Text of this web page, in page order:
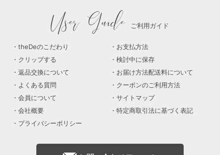
User Guide ご利用ガイド
theDeのこだわり
お支払方法
クリップする
検討中に保存
返品交換について
お届け方法配送料について
よくある質問
クーポンのご利用方法
会員について
サイトマップ
会社概要
特定商取引法に基づく表記
プライバシーポリシー